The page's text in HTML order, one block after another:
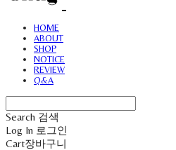
HOME
ABOUT
SHOP
NOTICE
REVIEW
Q&A
Search 검색
Log In 로그인
Cart장바구니